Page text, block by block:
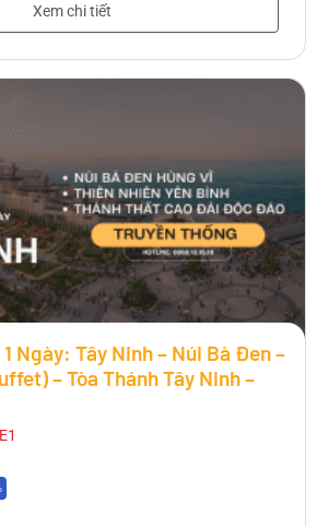
Xem chi tiết
Ngày: Tây Ninh – Núi Bà Đen –
– Tòa Thánh Tây Ninh –